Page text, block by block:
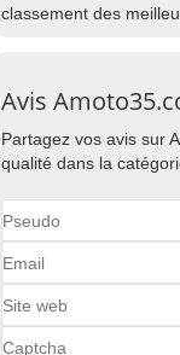
classement des
Avis
Partagez vos avis sur
qualité dans la